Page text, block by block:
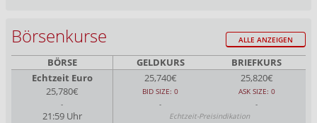
Börsenkurse ALLE ANZEIGEN
BÖRSE GELDKURS
BRIEFKURS
Echtzeit Euro
25,740€
25,820€
25,780€
BID SIZE: 0
ASK SIZE: 0
-
- -
21:59 Uhr Echtzeit-Preisindikation